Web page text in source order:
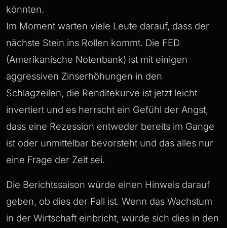
könnten.
Im Moment warten viele Leute darauf, dass der
nächste Stein ins Rollen kommt. Die FED
(Amerikanische Notenbank) ist mit einigen
aggressiven Zinserhöhungen in den
Schlagzeilen, die Renditekurve ist jetzt leicht
invertiert und es herrscht ein Gefühl der Angst,
dass eine Rezession entweder bereits im Gange
ist oder unmittelbar bevorsteht und das alles nur
eine Frage der Zeit sei.
Die Berichtssaison würde einen Hinweis darauf
geben, ob dies der Fall ist. Wenn das Wachstum
in der Wirtschaft einbricht, würde sich dies in den